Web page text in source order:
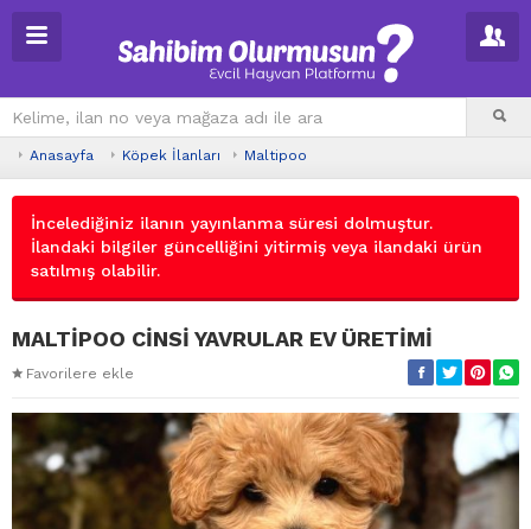
Anasayfa Köpek İlanları Maltipoo
İncelediğiniz ilanın yayınlanma süresi dolmuştur.
İlandaki bilgiler güncelliğini yitirmiş veya ilandaki ürün
satılmış olabilir.
MALTİPOO CİNSİ YAVRULAR EV ÜRETİMİ
Favorilere ekle